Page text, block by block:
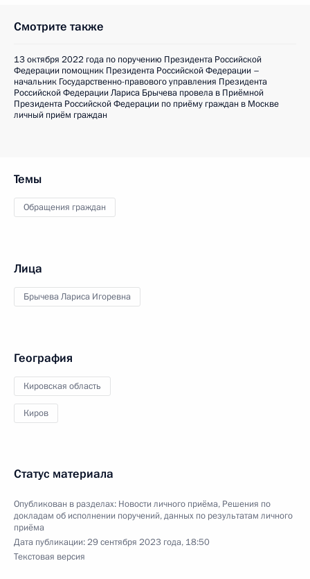
Смотрите также
13 октября 2022 года по поручению Президента Российской
Федерации помощник Президента Российской Федерации –
начальник Государственно-правового управления Президента
Российской Федерации Лариса Брычева провела в Приёмной
Президента Российской Федерации по приёму граждан в Москве
личный приём граждан
Темы
Обращения граждан
Лица
Брычева Лариса Игоревна
География
Кировская область
Киров
Статус материала
Опубликован в разделах: Новости личного приёма, Решения по
докладам об исполнении поручений, данных по результатам личного
приёма
Дата публикации:29 сентября 2023 года, 18:50
Текстовая версия